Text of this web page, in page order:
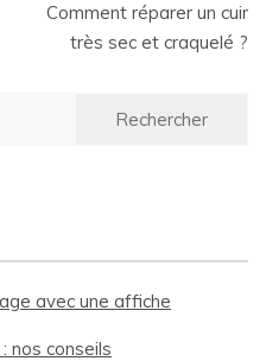
Comment réparer un cuir
très sec et craquelé ?
avec une affiche
nos conseils